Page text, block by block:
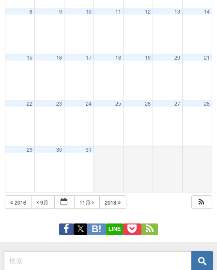
8 9 10 11 12 13 14
15 16 17 18 19 20 21
22 23 24 25 26 27 28
29 30 31
2016 9月 11月 2018
LINE